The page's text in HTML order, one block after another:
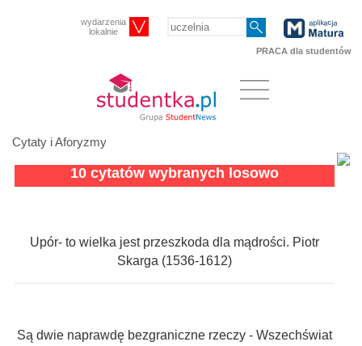
wydarzenia
lokalnie
PRACA dla studentów
Cytaty i Aforyzmy
10 cytatów wybranych losowo
Upór- to wielka jest przeszkoda dla mądrości. Piotr
Skarga (1536-1612)
Są dwie naprawdę bezgraniczne rzeczy - Wszechświat